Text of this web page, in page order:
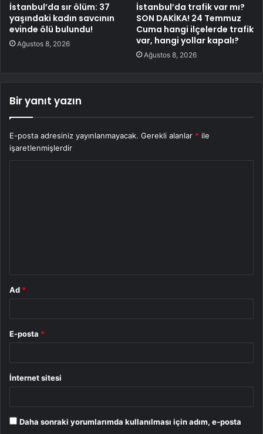
İstanbul’da sır ölüm: 37
yaşındaki kadın savcının
evinde ölü bulundu!
Ağustos 8, 2026
İstanbul’da trafik var mı?
SON DAKİKA! 24 Temmuz
Cuma hangi ilçelerde trafik
var, hangi yollar kapalı?
Ağustos 8, 2026
Bir yanıt yazın
E-posta adresiniz yayınlanmayacak. Gerekli alanlar * ile
işaretlenmişlerdir
Ad *
E-posta *
İnternet sitesi
Daha sonraki yorumlarımda kullanılması için adım, e-posta